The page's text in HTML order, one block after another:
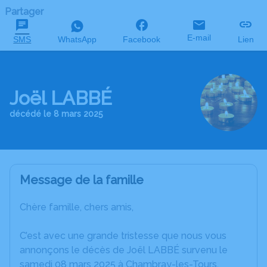
Partager
SMS WhatsApp Facebook E-mail Lien
Joël LABBÉ
décédé le 8 mars 2025
Message de la famille
Chère famille, chers amis,
C’est avec une grande tristesse que nous vous
annonçons le décès de Joël LABBÉ survenu le
samedi 08 mars 2025 à Chambray-les-Tours.